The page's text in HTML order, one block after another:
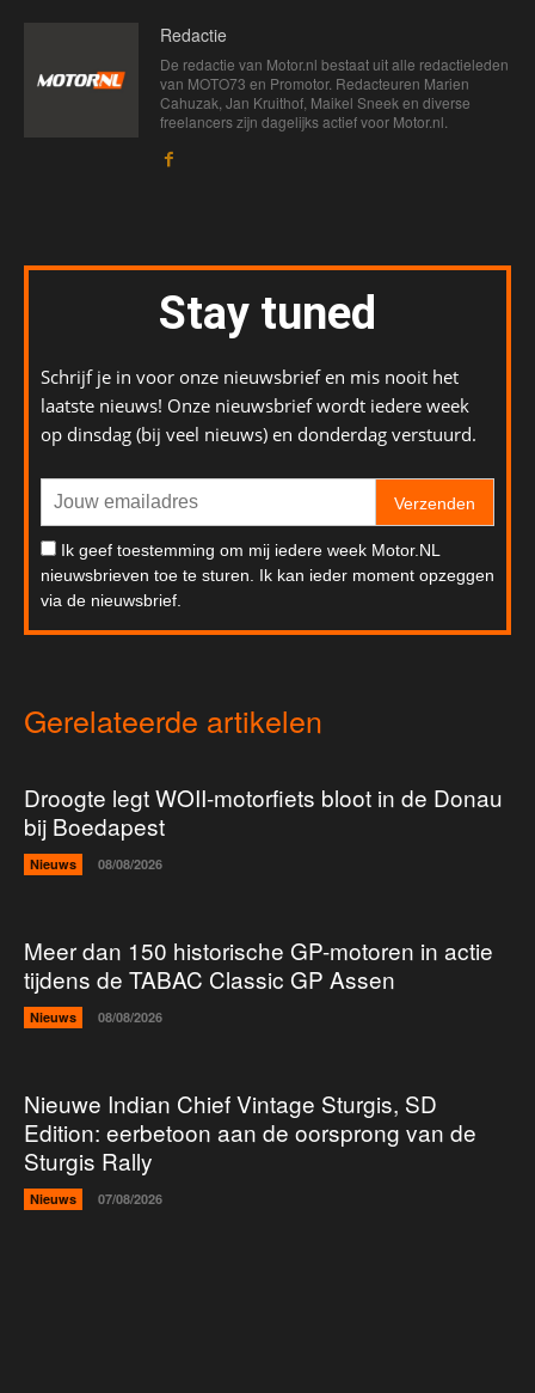
Redactie
De redactie van Motor.nl bestaat uit alle redactieleden
van MOTO73 en Promotor. Redacteuren Marien
Cahuzak, Jan Kruithof, Maikel Sneek en diverse
freelancers zijn dagelijks actief voor Motor.nl.
Stay tuned
Schrijf je in voor onze nieuwsbrief en mis nooit het
laatste nieuws! Onze nieuwsbrief wordt iedere week
op dinsdag (bij veel nieuws) en donderdag verstuurd.
Verzenden
Ik geef toestemming om mij iedere week Motor.NL
nieuwsbrieven toe te sturen. Ik kan ieder moment opzeggen
via de nieuwsbrief.
Gerelateerde artikelen
Droogte legt WOII-motorfiets bloot in de Donau
bij Boedapest
Nieuws 08/08/2026
Meer dan 150 historische GP-motoren in actie
tijdens de TABAC Classic GP Assen
Nieuws 08/08/2026
Nieuwe Indian Chief Vintage Sturgis, SD
Edition: eerbetoon aan de oorsprong van de
Sturgis Rally
Nieuws 07/08/2026